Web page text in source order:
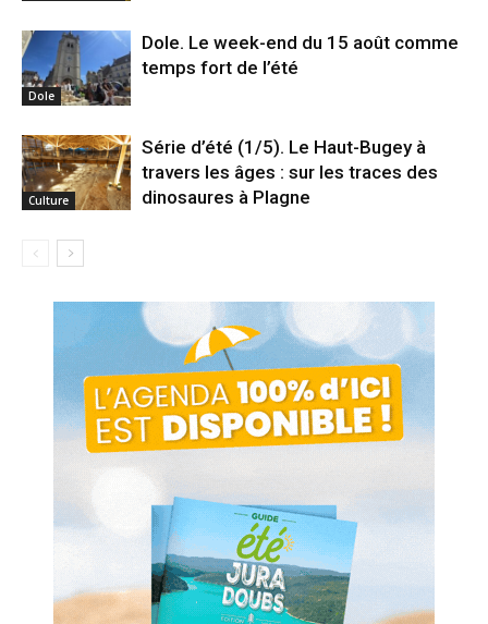
Dole
Dole. Le week-end du 15 août comme
temps fort de l’été
Culture
Série d’été (1/5). Le Haut-Bugey à
travers les âges : sur les traces des
dinosaures à Plagne